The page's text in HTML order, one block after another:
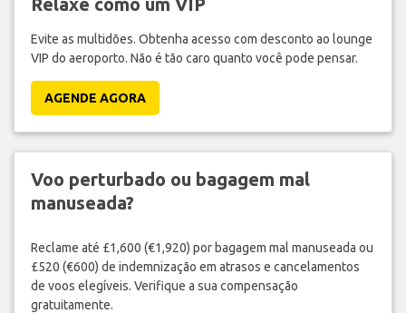
Evite as multidões. Obtenha acesso com desconto ao lounge
VIP do aeroporto. Não é tão caro quanto você pode pensar.
AGENDE AGORA
Voo perturbado ou bagagem mal
manuseada?
Reclame até £1,600 (€1,920) por bagagem mal manuseada ou
£520 (€600) de indemnização em atrasos e cancelamentos
de voos elegíveis. Verifique a sua compensação
gratuitamente.